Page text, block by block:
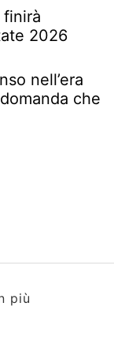
2026
nell’era
che
più